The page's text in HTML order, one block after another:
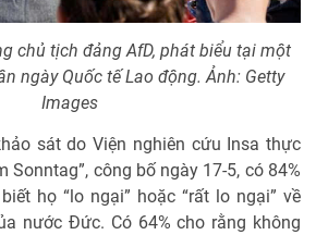
chủ tịch đảng AfD, phát biểu tại một
ngày Quốc tế Lao động. Ảnh: Getty
Images
sát do Viện nghiên cứu Insa thực
Sonntag”, công bố ngày 17-5, có 84%
họ “lo ngại” hoặc “rất lo ngại” về
nước Đức. Có 64% cho rằng không